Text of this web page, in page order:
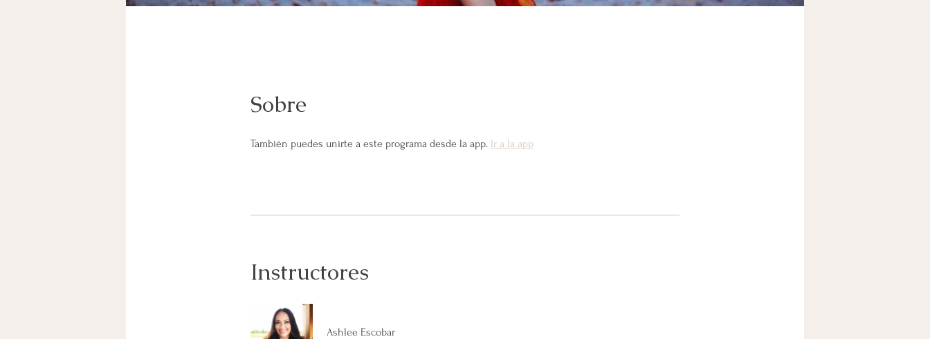
Sobre
También puedes unirte a este programa desde la app. Ir a la app
Instructores
Ashlee Escobar